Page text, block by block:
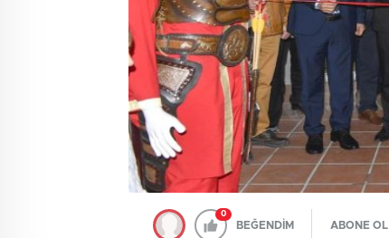
0
BEĞENDİM ABONE OL